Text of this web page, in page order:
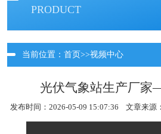
PRODUCT
当前位置： 首页>>视频中心
光伏气象站生产厂
发布时间：2026-05-09 15:07:36 文章来源：